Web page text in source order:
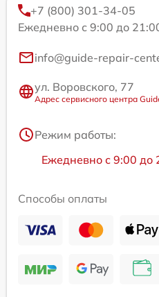
+7 (800) 301-34-05
Ежедневно с 9:00 до
info@guide-repair-
ул. Воровского, 77
Адрес сервисного центра
Режим работы:
Ежедневно с 9:00 до
Способы оплаты